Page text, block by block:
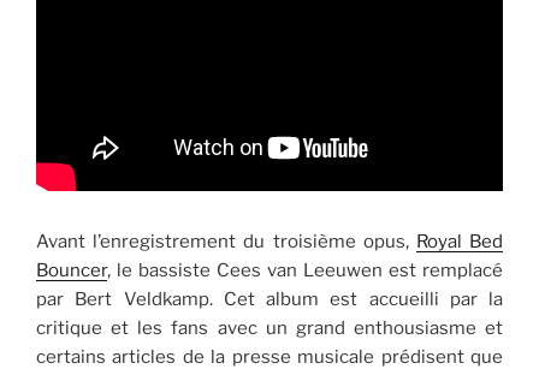
Avant l’enregistrement du troisième opus, Royal Bed
Bouncer, le bassiste Cees van Leeuwen est remplacé
par Bert Veldkamp. Cet album est accueilli par la
critique et les fans avec un grand enthousiasme et
certains articles de la presse musicale prédisent que